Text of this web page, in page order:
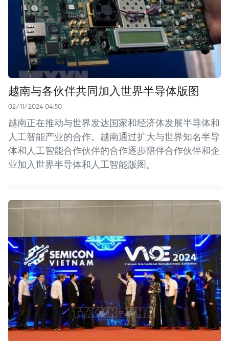
越南与各伙伴共同加入世界半导体版图
02/11/2024 04:50
越南正在推动与世界发达国家和经济体发展半导体和
人工智能产业的合作。越南通过扩大与世界知名半导
体和人工智能合作伙伴的合作逐步陪伴合作伙伴和企
业加入世界半导体和人工智能版图。